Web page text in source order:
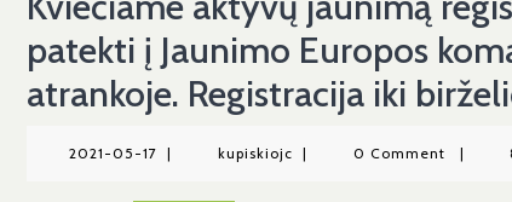
patekti į Jaunimo Europos
atrankoje. Registracija iki
2021-05-17 2021-
| kupiskiojckupiskiojc
| 0 Comment |